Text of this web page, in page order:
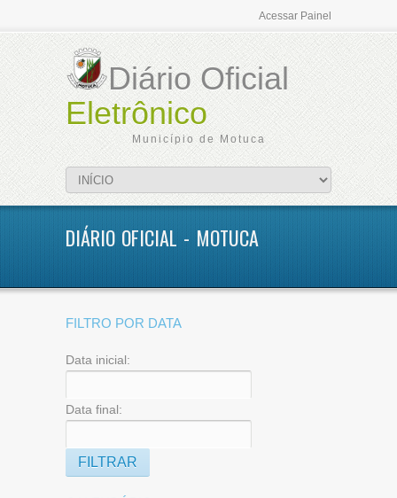
Acessar Painel
Diário Oficial
Eletrônico
Município de Motuca
DIÁRIO OFICIAL - MOTUCA
FILTRO POR DATA
Data inicial:
Data final: